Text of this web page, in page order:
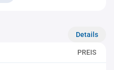
Details
PREIS